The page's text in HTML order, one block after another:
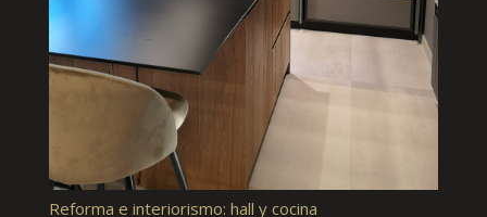
Reforma e interiorismo: hall y cocina